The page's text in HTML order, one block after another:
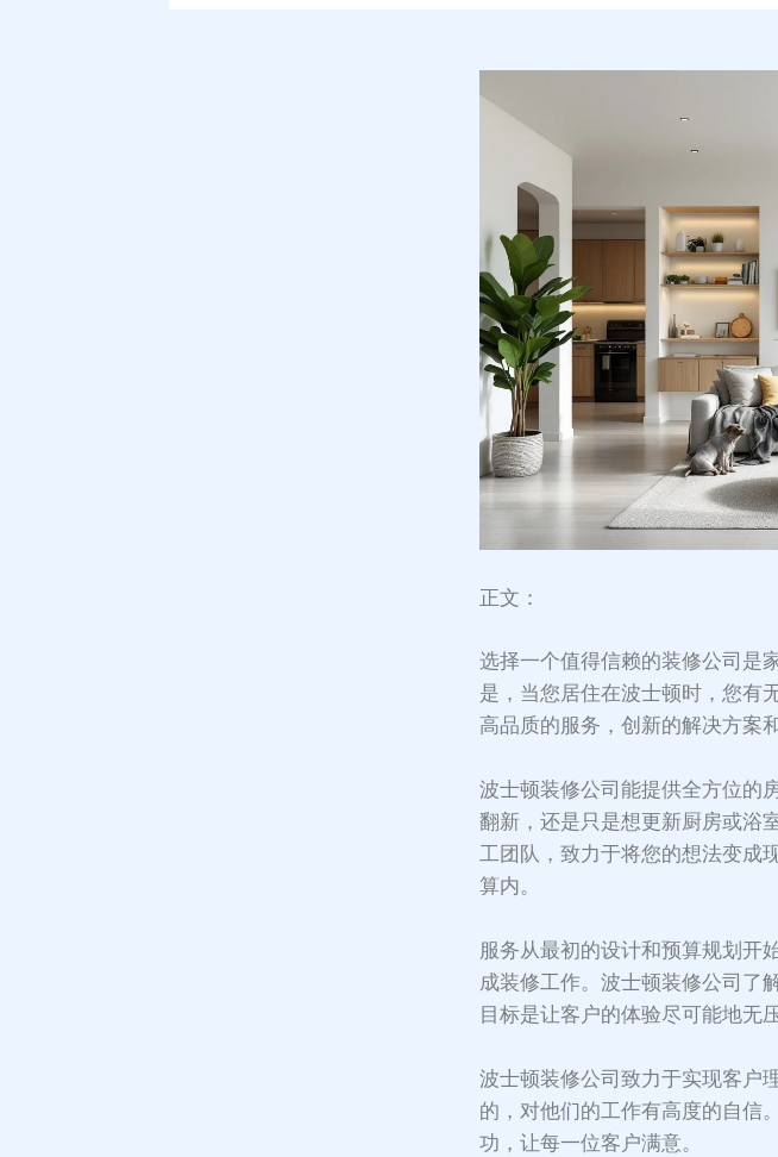
正文：
选择一个值得信赖的装修公司是
是，当您居住在波士顿时，您有
高品质的服务，创新的解决方案
波士顿装修公司能提供全方位的
翻新，还是只是想更新厨房或浴
工团队，致力于将您的想法变成
算内。
服务从最初的设计和预算规划开
成装修工作。波士顿装修公司了
目标是让客户的体验尽可能地无
波士顿装修公司致力于实现客户
的，对他们的工作有高度的自信
功，让每一位客户满意。